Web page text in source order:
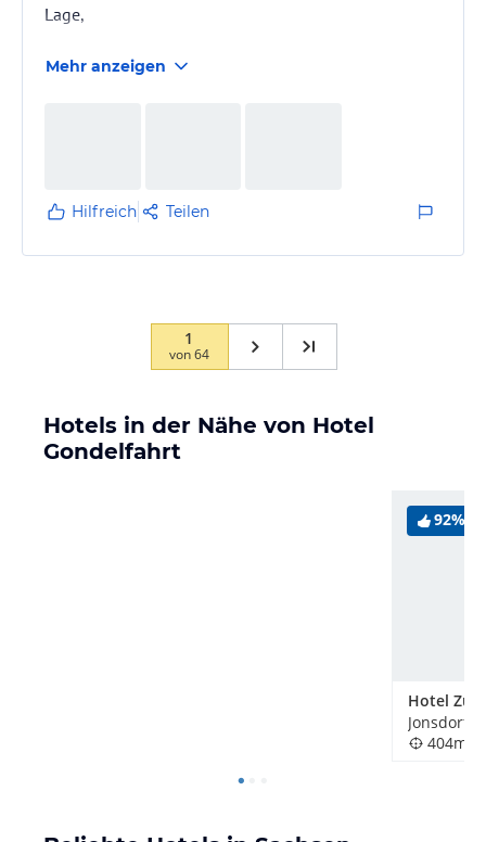
Lage,
Mehr anzeigen
Hilfreich Teilen
1
von64
Hotels in der Nähe von Hotel
Gondelfahrt
92%
Jonsdorf,
404m